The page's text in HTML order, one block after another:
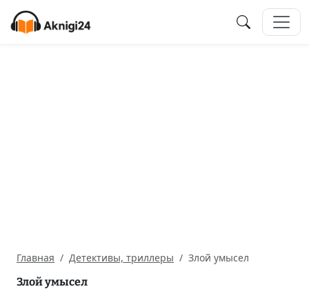
Главная Детективы, триллеры
Злой умысел
Злой умысел